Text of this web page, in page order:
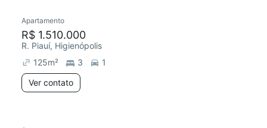
Apartamento
R$ 1.510.000
R. Piauí, Higienópolis
125m² 3
1
Ver contato